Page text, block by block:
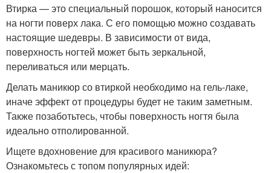
Втирка — это специальный порошок, который наносится
на ногти поверх лака. С его помощью можно создавать
настоящие шедевры. В зависимости от вида,
поверхность ногтей может быть зеркальной,
переливаться или мерцать.
Делать маникюр со втиркой необходимо на гель-лаке,
иначе эффект от процедуры будет не таким заметным.
Также позаботьтесь, чтобы поверхность ногтя была
идеально отполированной.
Ищете вдохновение для красивого маникюра?
Ознакомьтесь с топом популярных идей: